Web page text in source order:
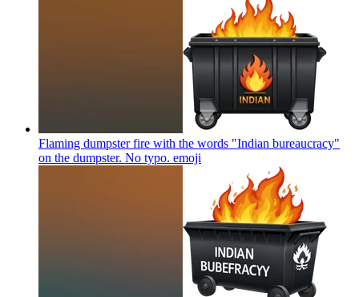
Flaming dumpster fire with the words "Indian bureaucracy"
on the dumpster. No typo. emoji